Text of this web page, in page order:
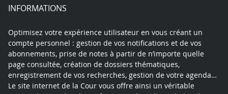
INFORMATIONS
Optimisez votre expérience utilisateur en vous créant un
compte personnel : gestion de vos notifications et de vos
abonnements, prise de notes à partir de n’importe quelle
page consultée, création de dossiers thématiques,
enregistrement de vos recherches, gestion de votre agenda…
Le site internet de la Cour vous offre ainsi un véritable